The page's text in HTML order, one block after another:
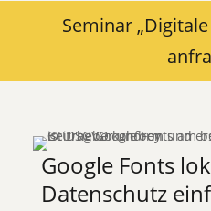
Seminar
Google Fonts
Datenschutz